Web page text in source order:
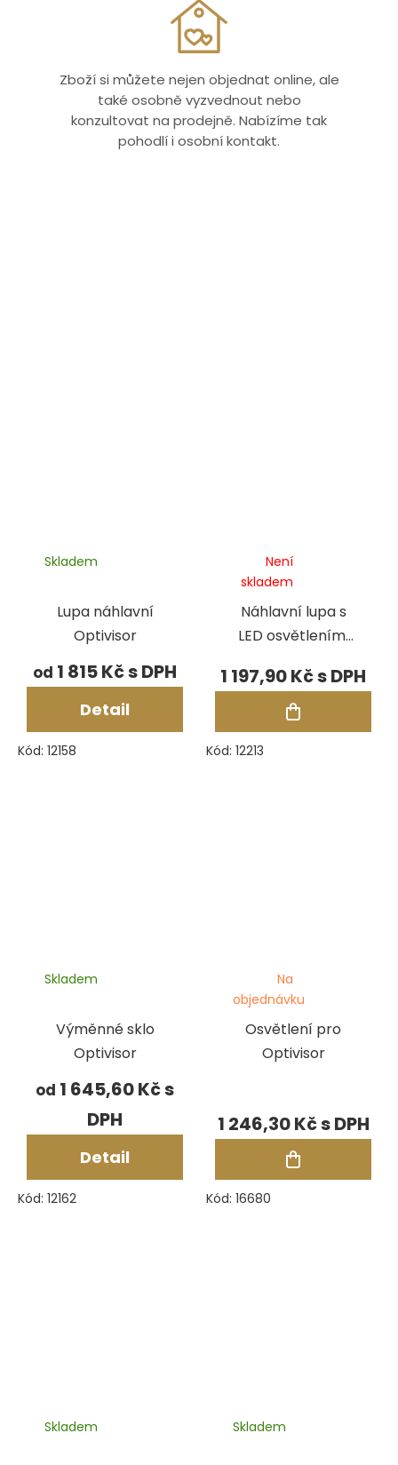
Zboží si můžete nejen objednat online, ale
také osobně vyzvednout nebo
konzultovat na prodejně. Nabízíme tak
pohodlí i osobní kontakt.
Lupa náhlavní
Optivisor
Skladem
od 1 815 Kč
Detail
Kód: 12158
Náhlavní lupa s
LED osvětlením,
Není
skladem
1 197,90 Kč
Kód: 12213
Výměnné sklo
Optivisor
Skladem
od 1 645,60 Kč
Detail
Kód: 12162
Osvětlení pro
Optivisor
Na
objednávku
1 246,30 Kč
Kód: 16680
Skladem Skladem